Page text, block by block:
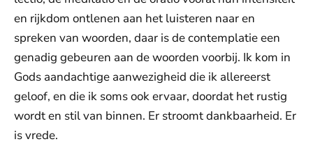
en rijkdom ontlenen aan het luisteren naar en
spreken van woorden, daar is de contemplatie een
genadig gebeuren aan de woorden voorbij. Ik kom in
Gods aandachtige aanwezigheid die ik allereerst
geloof, en die ik soms ook ervaar, doordat het rustig
wordt en stil van binnen. Er stroomt dankbaarheid. Er
is vrede.